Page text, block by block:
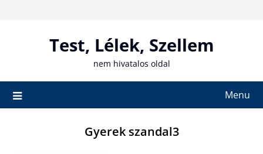
Test, Lélek, Szellem
nem hivatalos oldal
Menu
Gyerek szandal3